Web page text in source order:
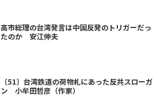
高市総理の台湾発言は中国反発のトリガーだっ
たのか 安江伸夫
〔51〕台湾鉄道の荷物札にあった反共スローガ
ン 小牟田哲彦（作家）